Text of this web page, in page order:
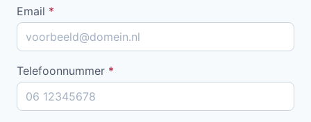
Email *
Telefoonnummer *